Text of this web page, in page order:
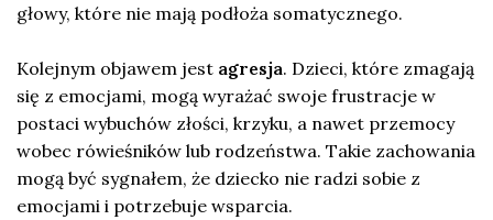
głowy, które nie mają podłoża somatycznego.
Kolejnym objawem jest agresja. Dzieci, które zmagają
się z emocjami, mogą wyrażać swoje frustracje w
postaci wybuchów złości, krzyku, a nawet przemocy
wobec rówieśników lub rodzeństwa. Takie zachowania
mogą być sygnałem, że dziecko nie radzi sobie z
emocjami i potrzebuje wsparcia.